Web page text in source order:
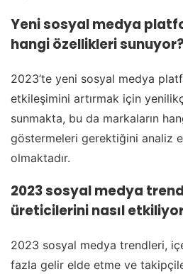
Yeni sosyal medya
hangi özellikleri sunuyor?
2023’te yeni sosyal medya
etkileşimini artırmak için
sunmakta, bu da markaların
göstermeleri gerektiğini analiz
olmaktadır.
2023 sosyal medya
üreticilerini nasıl
2023 sosyal medya trendleri,
fazla gelir elde etme ve